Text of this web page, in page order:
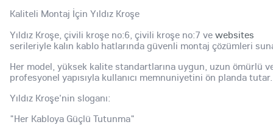
Kaliteli Montaj İçin Yıldız Kroşe
Yıldız Kroşe, çivili kroşe no:6, çivili kroşe no:7 ve websites
serileriyle kalın kablo hatlarında güvenli montaj çözümleri
Her model, yüksek kalite standartlarına uygun, uzun ömürlü
profesyonel yapısıyla kullanıcı memnuniyetini ön planda tutar.
Yıldız Kroşe'nin sloganı:
"Her Kabloya Güçlü Tutunma"